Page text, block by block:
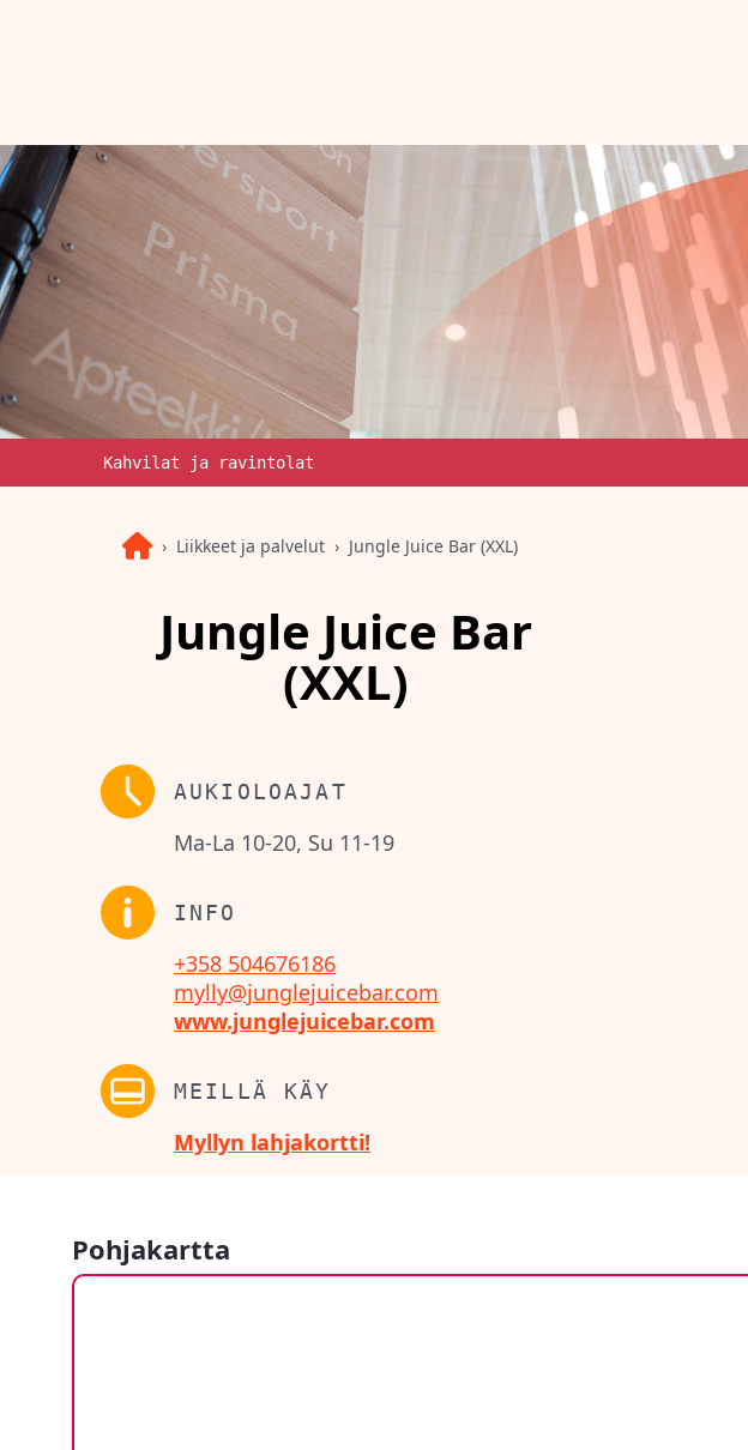
Kahvilat ja ravintolat
Liikkeet ja palvelut Jungle Juice Bar (XXL)
Jungle Juice Bar
(XXL)
AUKIOLOAJAT
Ma-La 10-20, Su 11-19
INFO
+358 504676186
mylly@junglejuicebar.com
www.junglejuicebar.com
MEILLÄ KÄY
Myllyn lahjakortti!
Pohjakartta